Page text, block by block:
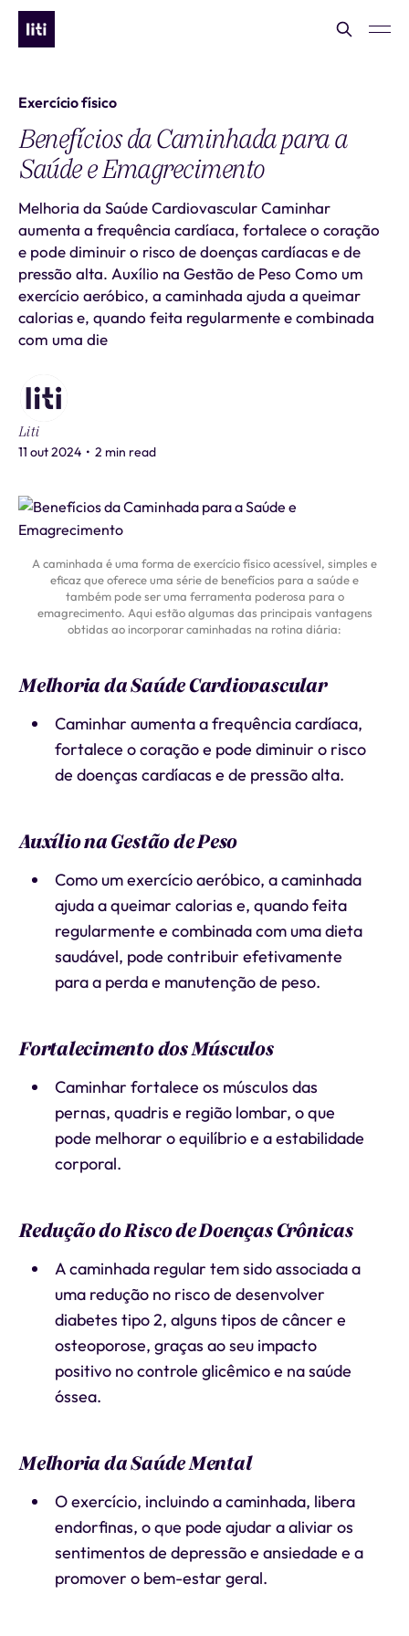
Exercício físico
Benefícios da Caminhada para a
Saúde e Emagrecimento
Melhoria da Saúde Cardiovascular Caminhar
aumenta a frequência cardíaca, fortalece o coração
e pode diminuir o risco de doenças cardíacas e de
pressão alta. Auxílio na Gestão de Peso Como um
exercício aeróbico, a caminhada ajuda a queimar
calorias e, quando feita regularmente e combinada
com uma die
Liti
11 out 2024 • 2 min read
A caminhada é uma forma de exercício físico acessível, simples e
eficaz que oferece uma série de benefícios para a saúde e
também pode ser uma ferramenta poderosa para o
emagrecimento. Aqui estão algumas das principais vantagens
obtidas ao incorporar caminhadas na rotina diária:
Melhoria da Saúde Cardiovascular
Caminhar aumenta a frequência cardíaca,
fortalece o coração e pode diminuir o risco
de doenças cardíacas e de pressão alta.
Auxílio na Gestão de Peso
Como um exercício aeróbico, a caminhada
ajuda a queimar calorias e, quando feita
regularmente e combinada com uma dieta
saudável, pode contribuir efetivamente
para a perda e manutenção de peso.
Fortalecimento dos Músculos
Caminhar fortalece os músculos das
pernas, quadris e região lombar, o que
pode melhorar o equilíbrio e a estabilidade
corporal.
Redução do Risco de Doenças Crônicas
A caminhada regular tem sido associada a
uma redução no risco de desenvolver
diabetes tipo 2, alguns tipos de câncer e
osteoporose, graças ao seu impacto
positivo no controle glicêmico e na saúde
óssea.
Melhoria da Saúde Mental
O exercício, incluindo a caminhada, libera
endorfinas, o que pode ajudar a aliviar os
sentimentos de depressão e ansiedade e a
promover o bem-estar geral.